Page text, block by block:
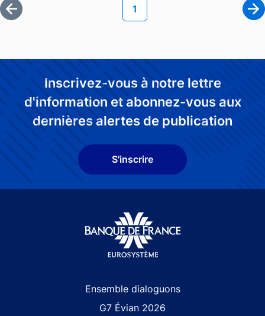
Première page
Page courante
1
Inscrivez-vous à notre lettre
d'information et abonnez-vous aux
dernières alertes de publication
S'inscrire
Ensemble dialoguons
G7 Évian 2026